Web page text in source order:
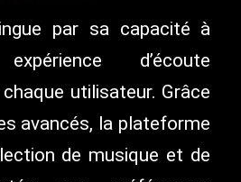
par sa capacité à
d’écoute
utilisateur. Grâce
avancés, la plateforme
de musique et de